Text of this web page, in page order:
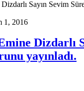
1, 2016
Dizdarlı
yayınladı.